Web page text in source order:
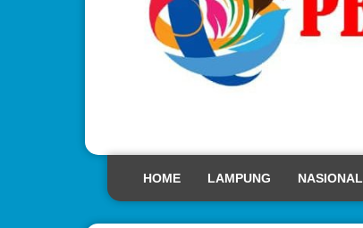
HOME LAMPUNG NASIONAL